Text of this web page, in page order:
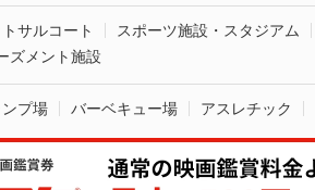
サルコート スポーツ施設・スタジアム
ズメント施設
プ場 バーベキュー場 アスレチック